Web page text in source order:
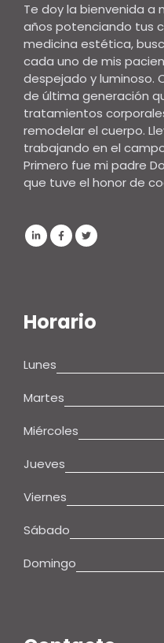
Te doy la bienvenida a
años potenciando tus
medicina estética,
cada uno de mis
despejado y luminoso.
de última generación
tratamientos
remodelar el cuerpo.
trabajando en el
Primero fue mi padre
que tuve el honor de
Horario
Lunes
Martes
Miércoles
Jueves
Viernes
Sábado
Domingo